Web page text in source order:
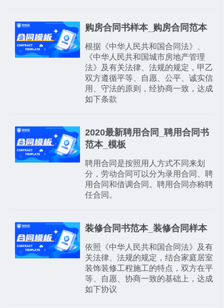
购房合同书样本_购房合同范本
根据《中华人民共和国合同法》、
《中华人民共和国城市房地产管理
法》及有关法律、法规的规定，甲乙
双方遵循平等、自愿、公平、诚实信
用、守法的原则，经协商一致，达成
如下条款
2020最新聘用合同_聘用合同书
范本_模板
聘用合同是按照用人方式不同来划
分，劳动合同可以分为录用合同、聘
用合同和借调合同。聘用合同亦称聘
任合同。
装修合同书范本_装修合同样本
依照《中华人民共和国合同法》及有
关法律、法规的规定，结合家庭居室
装饰装修工程施工的特点，双方在平
等、自愿、协商一致的基础上，达成
如下协议